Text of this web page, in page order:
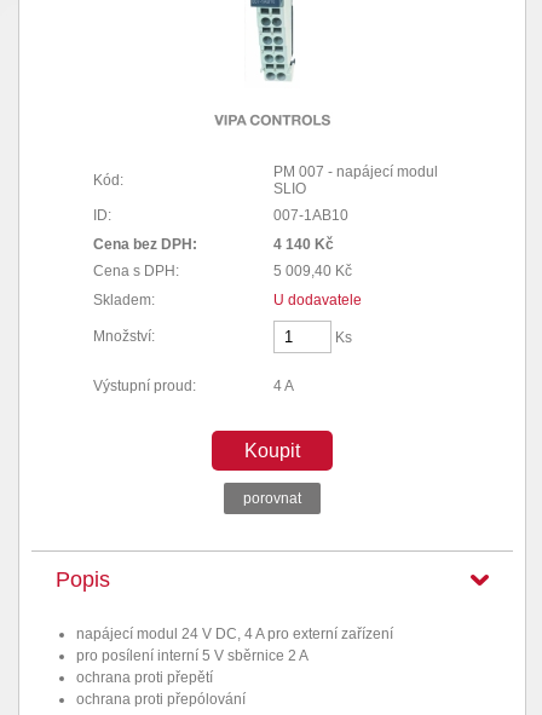
Kód:
PM 007 - napájecí modul
SLIO
ID:
007-1AB10
Cena bez DPH:
4 140 Kč
Cena s DPH:
5 009,40 Kč
Skladem:
U dodavatele
Množství: Ks
Výstupní proud: 4 A
Koupit
porovnat
Popis
napájecí modul 24 V DC, 4 A pro externí zařízení
pro posílení interní 5 V sběrnice 2 A
ochrana proti přepětí
ochrana proti přepólování